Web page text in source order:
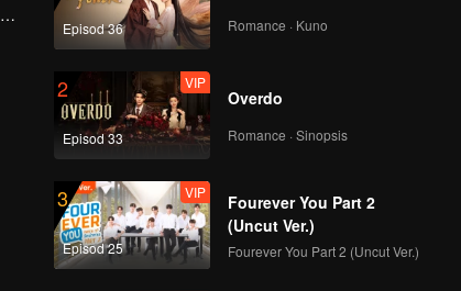
Episod 36 Romance · Kuno
2
Episod 33
VIP
Overdo
Romance · Sinopsis
3
Episod 25
VIP
Fourever You Part 2
(Uncut Ver.)
Fourever You Part 2 (Uncut Ver.)